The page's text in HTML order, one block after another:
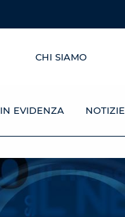
CHI SIAMO
IN EVIDENZA NOTIZIE